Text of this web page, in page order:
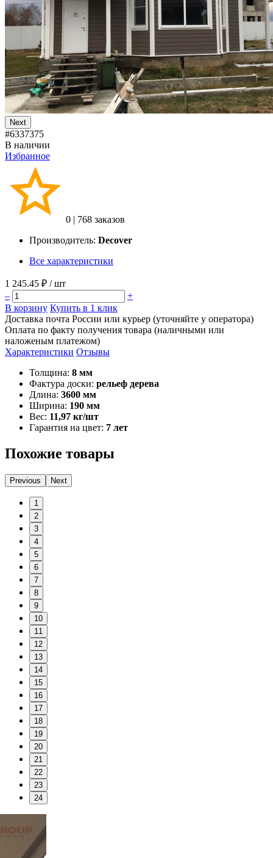
Next
#6337375
В наличии
Избранное
0 | 768 заказов
Производитель: Decover
Все характеристики
1 245.45 ₽ / шт
–
+
В корзину Купить в 1 клик
Доставка почта России или курьер (уточняйте у оператора)
Оплата по факту получения товара (наличными или
наложеным платежом)
Характеристики Отзывы
Толщина: 8 мм
Фактура доски: рельеф дерева
Длина: 3600 мм
Ширина: 190 мм
Вес: 11,97 кг/шт
Гарантия на цвет: 7 лет
Похожие товары
Previous Next
1
2
3
4
5
6
7
8
9
10
11
12
13
14
15
16
17
18
19
20
21
22
23
24